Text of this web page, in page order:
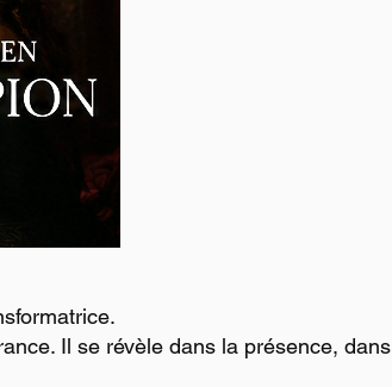
Il se révèle dans la présence, dans